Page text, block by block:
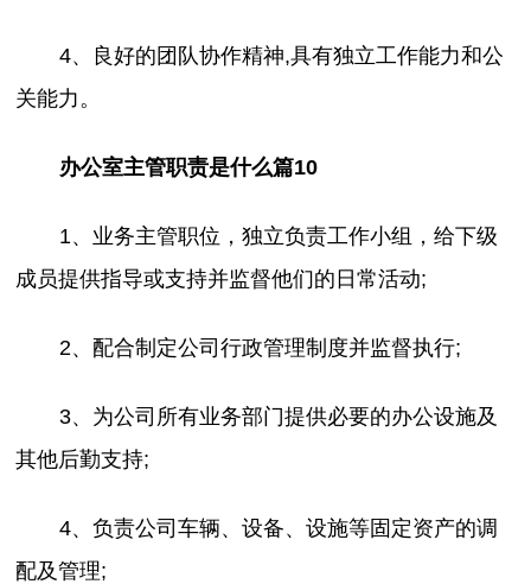
4、良好的团队协作精神,具有独立工作能力和公
关能力。
办公室主管职责是什么篇10
1、业务主管职位，独立负责工作小组，给下级
成员提供指导或支持并监督他们的日常活动;
2、配合制定公司行政管理制度并监督执行;
3、为公司所有业务部门提供必要的办公设施及
其他后勤支持;
4、负责公司车辆、设备、设施等固定资产的调
配及管理;